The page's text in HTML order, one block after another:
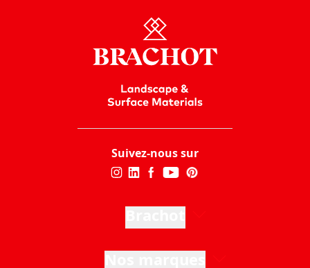
Suivez-nous sur